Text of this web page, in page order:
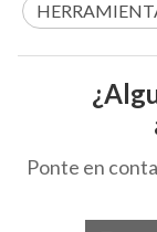
Ponte en